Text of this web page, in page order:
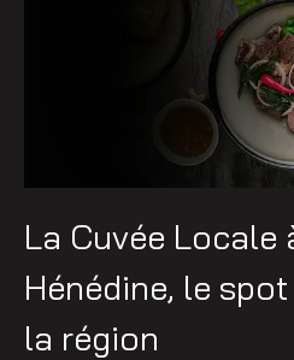
La Cuvée Locale
Hénédine, le
la région